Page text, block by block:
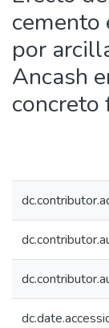
cemento
por
Ancash
concreto